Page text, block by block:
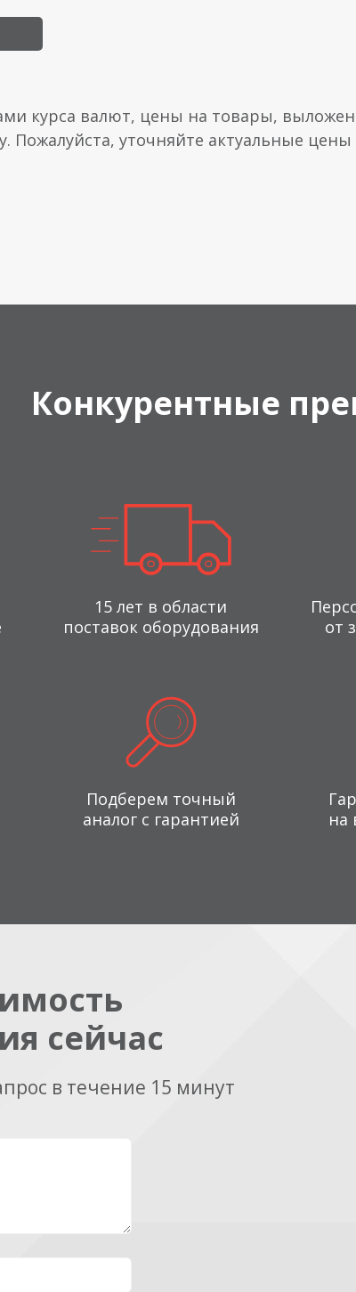
курса валют, цены на товары,
Пожалуйста, уточняйте актуальные
Конкурентные
15 лет в области
поставок оборудования
от
Подберем точный
аналог с гарантией
на
сейчас
в течение 15 минут